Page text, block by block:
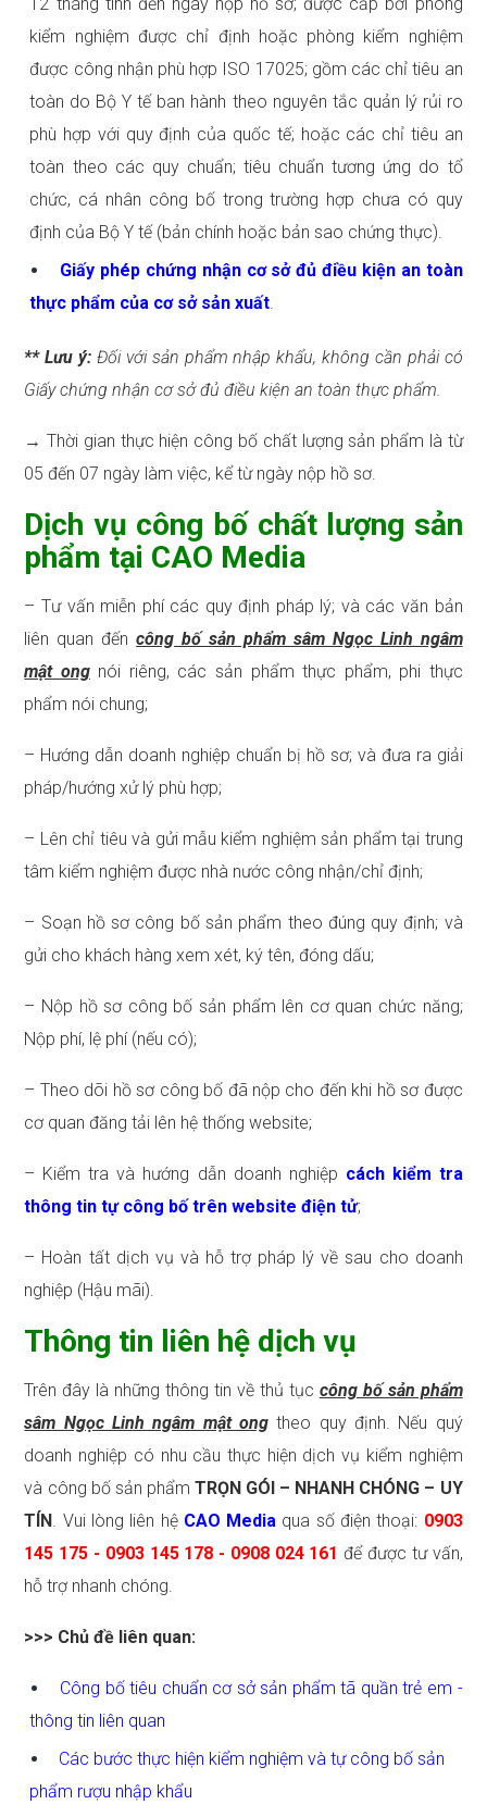
12 tháng tính đến ngày nộp hồ sơ; được cấp bởi phòng
kiểm nghiệm được chỉ định hoặc phòng kiểm nghiệm
được công nhận phù hợp ISO 17025; gồm các chỉ tiêu an
toàn do Bộ Y tế ban hành theo nguyên tắc quản lý rủi ro
phù hợp với quy định của quốc tế; hoặc các chỉ tiêu an
toàn theo các quy chuẩn; tiêu chuẩn tương ứng do tổ
chức, cá nhân công bố trong trường hợp chưa có quy
định của Bộ Y tế (bản chính hoặc bản sao chứng thực).
Giấy phép chứng nhận cơ sở đủ điều kiện an toàn
thực phẩm của cơ sở sản xuất.
** Lưu ý: Đối với sản phẩm nhập khẩu, không cần phải có
Giấy chứng nhận cơ sở đủ điều kiện an toàn thực phẩm.
→ Thời gian thực hiện công bố chất lượng sản phẩm là từ
05 đến 07 ngày làm việc, kể từ ngày nộp hồ sơ.
Dịch vụ công bố chất lượng sản
phẩm tại CAO Media
– Tư vấn miễn phí các quy định pháp lý; và các văn bản
liên quan đếncông bố sản phẩm sâm Ngọc Linh ngâm
mật ongnói riêng, các sản phẩm thực phẩm, phi thực
phẩm nói chung;
– Hướng dẫn doanh nghiệp chuẩn bị hồ sơ; và đưa ra giải
pháp/hướng xử lý phù hợp;
– Lên chỉ tiêu và gửi mẫu kiểm nghiệm sản phẩm tại trung
tâm kiểm nghiệm được nhà nước công nhận/chỉ định;
– Soạn hồ sơ công bố sản phẩm theo đúng quy định; và
gửi cho khách hàng xem xét, ký tên, đóng dấu;
– Nộp hồ sơ công bố sản phẩm lên cơ quan chức năng;
Nộp phí, lệ phí (nếu có);
– Theo dõi hồ sơ công bố đã nộp cho đến khi hồ sơ được
cơ quan đăng tải lên hệ thống website;
– Kiểm tra và hướng dẫn doanh nghiệp cách kiểm tra
thông tin tự công bố trên website điện tử;
– Hoàn tất dịch vụ và hỗ trợ pháp lý về sau cho doanh
nghiệp (Hậu mãi).
Thông tin liên hệ dịch vụ
Trên đây là những thông tin về thủ tục công bố sản phẩm
sâm Ngọc Linh ngâm mật ong theo quy định. Nếu quý
doanh nghiệp có nhu cầu thực hiện dịch vụ kiểm nghiệm
và công bố sản phẩm TRỌN GÓI – NHANH CHÓNG – UY
TÍN . Vui lòng liên hệ CAO Media qua số điện thoại: 0903
145 175 - 0903 145 178 - 0908 024 161 để được tư vấn,
hỗ trợ nhanh chóng.
>>> Chủ đề liên quan:
Công bố tiêu chuẩn cơ sở sản phẩm tã quần trẻ em -
thông tin liên quan
Các bước thực hiện kiểm nghiệm và tự công bố sản
phẩm rượu nhập khẩu